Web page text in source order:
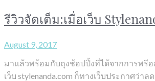
รีวิวจัดเต็ม:เมื่อเว็บ
August 9, 2017
มาแล้วพร้อมกับถุงช้อปปิ้งที่ได้จากการพรีอ
เว็บ stylenanda.com ก็ทางเว็บประกาศว่าล